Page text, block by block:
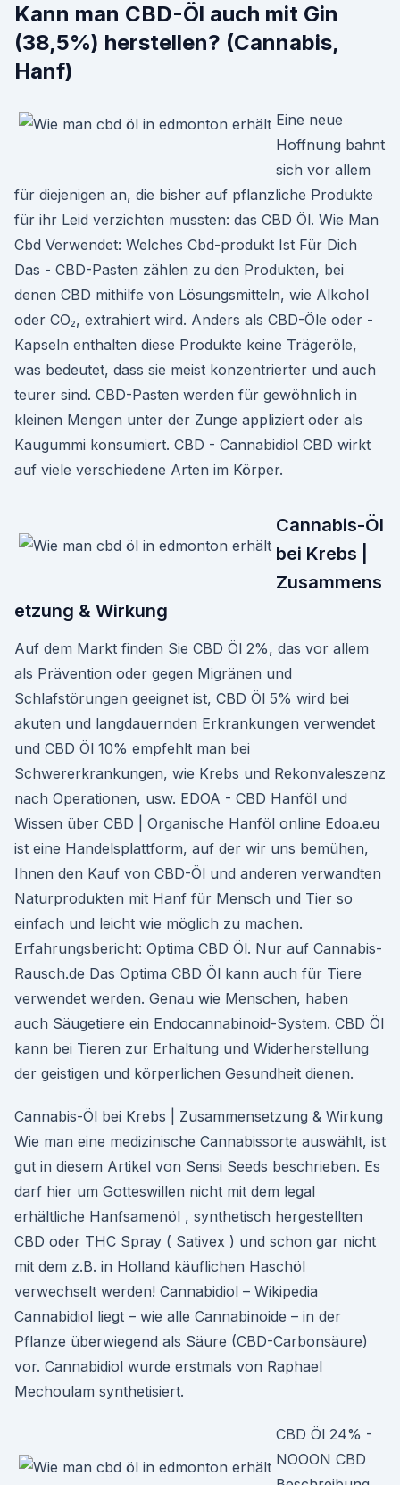
Kann man CBD-Öl auch mit Gin
(38,5%) herstellen? (Cannabis,
Hanf)
Eine neue
Hoffnung bahnt
sich vor allem
für diejenigen an, die bisher auf pflanzliche Produkte
für ihr Leid verzichten mussten: das CBD Öl. Wie Man
Cbd Verwendet: Welches Cbd-produkt Ist Für Dich
Das - CBD-Pasten zählen zu den Produkten, bei
denen CBD mithilfe von Lösungsmitteln, wie Alkohol
oder CO₂, extrahiert wird. Anders als CBD-Öle oder -
Kapseln enthalten diese Produkte keine Trägeröle,
was bedeutet, dass sie meist konzentrierter und auch
teurer sind. CBD-Pasten werden für gewöhnlich in
kleinen Mengen unter der Zunge appliziert oder als
Kaugummi konsumiert. CBD - Cannabidiol CBD wirkt
auf viele verschiedene Arten im Körper.
Cannabis-Öl
bei Krebs |
Zusammens
etzung & Wirkung
Auf dem Markt finden Sie CBD Öl 2%, das vor allem
als Prävention oder gegen Migränen und
Schlafstörungen geeignet ist, CBD Öl 5% wird bei
akuten und langdauernden Erkrankungen verwendet
und CBD Öl 10% empfehlt man bei
Schwererkrankungen, wie Krebs und Rekonvaleszenz
nach Operationen, usw. EDOA - CBD Hanföl und
Wissen über CBD | Organische Hanföl online Edoa.eu
ist eine Handelsplattform, auf der wir uns bemühen,
Ihnen den Kauf von CBD-Öl und anderen verwandten
Naturprodukten mit Hanf für Mensch und Tier so
einfach und leicht wie möglich zu machen.
Erfahrungsbericht: Optima CBD Öl. Nur auf Cannabis-
Rausch.de Das Optima CBD Öl kann auch für Tiere
verwendet werden. Genau wie Menschen, haben
auch Säugetiere ein Endocannabinoid-System. CBD Öl
kann bei Tieren zur Erhaltung und Widerherstellung
der geistigen und körperlichen Gesundheit dienen.
Cannabis-Öl bei Krebs | Zusammensetzung & Wirkung
Wie man eine medizinische Cannabissorte auswählt, ist
gut in diesem Artikel von Sensi Seeds beschrieben. Es
darf hier um Gotteswillen nicht mit dem legal
erhältliche Hanfsamenöl , synthetisch hergestellten
CBD oder THC Spray ( Sativex ) und schon gar nicht
mit dem z.B. in Holland käuflichen Haschöl
verwechselt werden! Cannabidiol – Wikipedia
Cannabidiol liegt – wie alle Cannabinoide – in der
Pflanze überwiegend als Säure (CBD-Carbonsäure)
vor. Cannabidiol wurde erstmals von Raphael
Mechoulam synthetisiert.
CBD Öl 24% -
NOOON CBD